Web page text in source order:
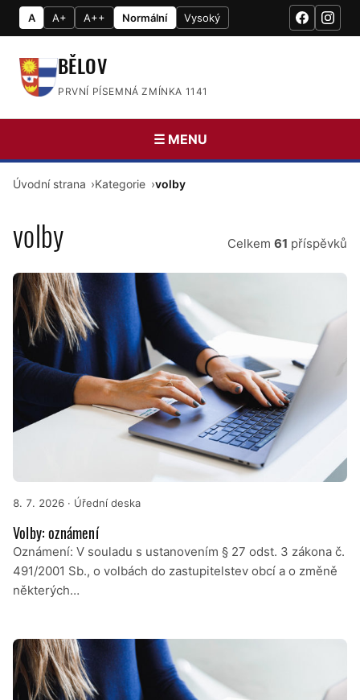
A A+ A++ Normální Vysoký
BĚLOV
PRVNÍ PÍSEMNÁ ZMÍNKA 1141
☰ MENU
Úvodní strana Kategorie volby
volby Celkem 61 příspěvků
8. 7. 2026 · Úřední deska
Volby: oznámení
Oznámení: V souladu s ustanovením § 27 odst. 3 zákona č.
491/2001 Sb., o volbách do zastupitelstev obcí a o změně
některých…